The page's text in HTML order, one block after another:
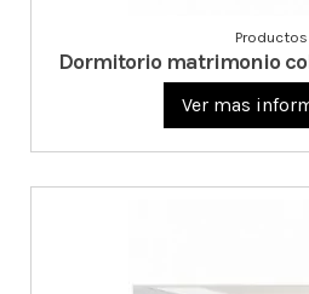
Productos
Dormitorio matrimonio
Ver mas